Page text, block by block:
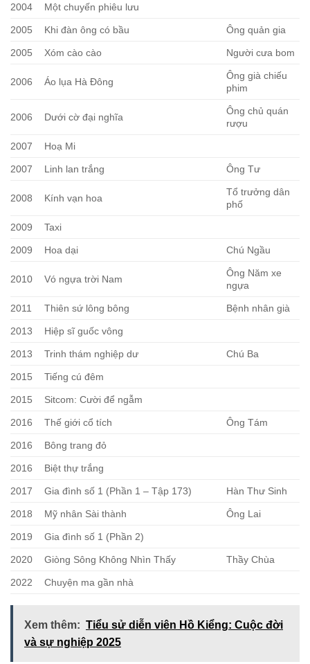
2004 Một chuyến phiêu lưu
2005 Khi đàn ông có bầu Ông quản gia
2005 Xóm cào cào Người cưa bom
2006 Áo lụa Hà Đông
Ông già chiếu
phim
2006 Dưới cờ đại nghĩa
Ông chủ quán
rượu
2007 Hoạ Mi
2007 Linh lan trắng Ông Tư
2008 Kính vạn hoa
Tổ trưởng dân
phố
2009 Taxi
2009 Hoa dại Chú Ngầu
2010 Vó ngựa trời Nam
Ông Năm xe
ngựa
2011 Thiên sứ lông bông Bệnh nhân già
2013 Hiệp sĩ guốc vông
2013 Trinh thám nghiệp dư Chú Ba
2015 Tiếng cú đêm
2015 Sitcom: Cười để ngẫm
2016 Thế giới cổ tích Ông Tám
2016 Bông trang đỏ
2016 Biệt thự trắng
2017 Gia đình số 1 (Phần 1 – Tập 173) Hàn Thư Sinh
2018 Mỹ nhân Sài thành Ông Lai
2019 Gia đình số 1 (Phần 2)
2020 Giòng Sông Không Nhìn Thấy Thầy Chùa
2022 Chuyện ma gần nhà
Xem thêm: Tiểu sử diễn viên Hồ Kiểng: Cuộc đời
và sự nghiệp 2025